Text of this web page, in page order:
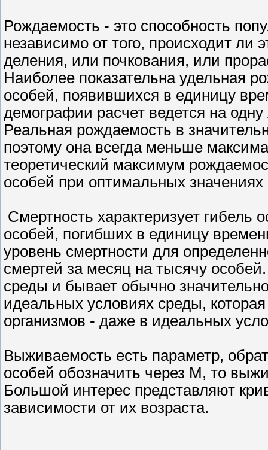
Рождаемость - это способность
независимо от того, происходит ли
деления, или почкования, или
Наиболее показательна удельная
особей, появившихся в единицу
демографии расчет ведется на
Реальная рождаемость в
поэтому она всегда меньше
теоретический максимум
особей при оптимальных
Смертность характеризует
особей, погибших в единицу
уровень смертности для
смертей за месяц на тысячу
среды и бывает обычно
идеальных условиях среды,
организмов - даже в идеальных
Выживаемость есть параметр,
особей обозначить через М, то
Большой интерес представляют
зависимости от их возраста.